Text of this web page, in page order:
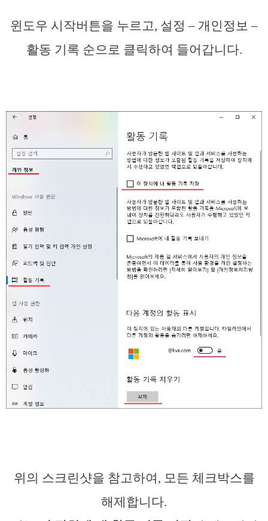
윈도우 시작버튼을 누르고, 설정 – 개인정보 –
활동 기록 순으로 클릭하여 들어갑니다.
위의 스크린샷을 참고하여, 모든 체크박스를
해제합니다.